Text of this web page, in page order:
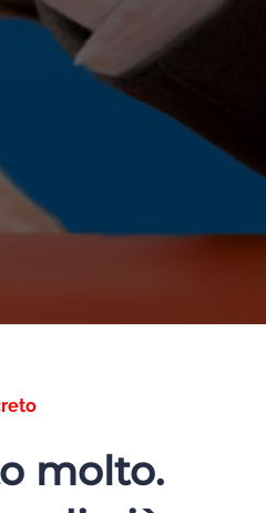
molto.